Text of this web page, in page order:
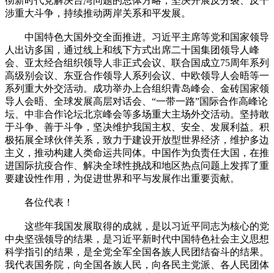
涉重大斗争，持续推动两岸关系和平发展。
中国特色大国外交全面推进。习近平主席等党和国家领导
人出访多国，通过线上和线下方式出席二十国集团领导人峰
会、亚太经合组织领导人非正式会议、联合国成立75周年系列
高级别会议、东亚合作领导人系列会议、中欧领导人会晤等一
系列重大外交活动。成功举办上合组织青岛峰会、金砖国家领
导人会晤、全球发展高层对话会、“一带一路”国际合作高峰论
坛、中非合作论坛北京峰会等多场重大主场外交活动。坚持敢
于斗争、善于斗争，坚决维护我国主权、安全、发展利益。积
极拓展全球伙伴关系，致力于建设开放型世界经济，维护多边
主义，推动构建人类命运共同体。中国作为负责任大国，在推
进国际抗疫合作、解决全球性挑战和地区热点问题上发挥了重
要建设性作用，为促进世界和平与发展作出重要贡献。
各位代表！
这些年我国发展取得的成就，是以习近平同志为核心的党
中央坚强领导的结果，是习近平新时代中国特色社会主义思想
科学指引的结果，是全党全军全国各族人民团结奋斗的结果。
我代表国务院，向全国各族人民，向各民主党派、各人民团体